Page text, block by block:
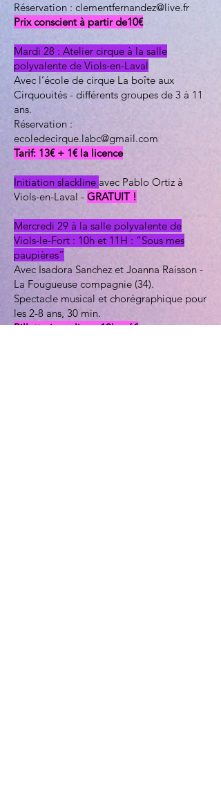
Réservation : clementfernandez@live.fr
Prix conscient à partir de10€
Mardi 28 : Atelier cirque à la salle
polyvalente de Viols-en-Laval
Avec l’école de cirque La boîte aux
Cirquouités - différents groupes de 3 à 11
ans.
Réservation :
ecoledecirque.labc@gmail.com
Tarif: 13€ + 1€ la licence
Initiation slackline avec Pablo Ortiz à
Viols-en-Laval - GRATUIT !
Mercredi 29 à la salle polyvalente de
Viols-le-Fort : 10h et 11H : “Sous mes
paupières”
Avec Isadora Sanchez et Joanna Raisson -
La Fougueuse compagnie (34).
Spectacle musical et chorégraphique pour
les 2-8 ans, 30 min.
Billetterie en ligne 10h : 6€